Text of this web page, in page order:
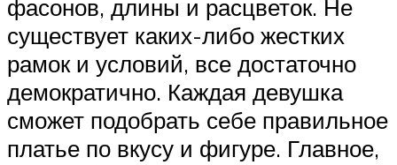
фасонов, длины и расцветок. Не
существует каких-либо жестких
рамок и условий, все достаточно
демократично. Каждая девушка
сможет подобрать себе правильное
платье по вкусу и фигуре. Главное,